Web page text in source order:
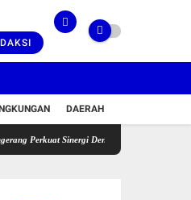
DAERAH
Sinergi Dengan PT Panarub, Genjot Daya